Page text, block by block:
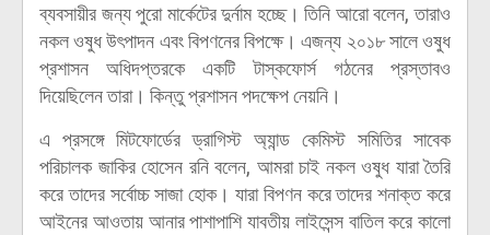
ব্যবসায়ীর জন্য পুরো মার্কেটের দুর্নাম হচ্ছে। তিনি আরো বলেন, তারাও
নকল ওষুধ উৎপাদন এবং বিপণনের বিপক্ষে। এজন্য ২০১৮ সালে ওষুধ
প্রশাসন অধিদপ্তরকে একটি টাস্কফোর্স গঠনের প্রস্তাবও
দিয়েছিলেন তারা। কিন্তু প্রশাসন পদক্ষেপ নেয়নি।
এ প্রসঙ্গে মিটফোর্ডের ড্রাগিস্ট অ্যান্ড কেমিস্ট সমিতির সাবেক
পরিচালক জাকির হোসেন রনি বলেন, আমরা চাই নকল ওষুধ যারা তৈরি
করে তাদের সর্বোচ্চ সাজা হোক। যারা বিপণন করে তাদের শনাক্ত করে
আইনের আওতায় আনার পাশাপাশি যাবতীয় লাইসেন্স বাতিল করে কালো